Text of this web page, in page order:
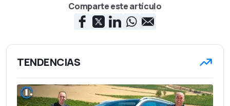
Comparte este artículo
TENDENCIAS